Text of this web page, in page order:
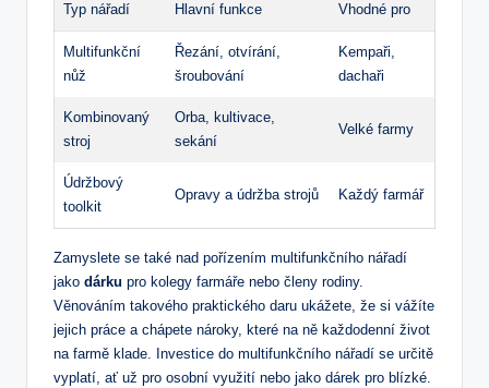
Typ nářadí Hlavní funkce Vhodné pro
Multifunkční
nůž
Řezání, otvírání,
šroubování
Kempaři,
dachaři
Kombinovaný
stroj
Orba, kultivace,
sekání
Velké farmy
Údržbový
toolkit
Opravy a údržba strojů Každý farmář
Zamyslete se také nad pořízením multifunkčního nářadí
jako dárku pro kolegy farmáře nebo členy rodiny.
Věnováním takového praktického daru ukážete, že si vážíte
jejich práce a chápete nároky, které na ně každodenní život
na farmě klade. Investice do multifunkčního nářadí se určitě
vyplatí, ať už pro osobní využití nebo jako dárek pro blízké.